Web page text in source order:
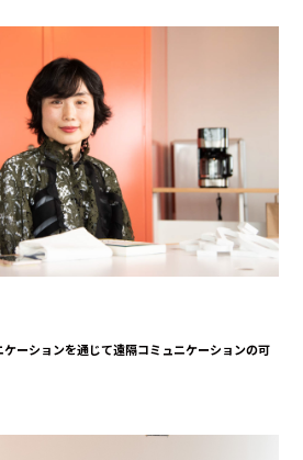
ーションを通じて遠隔コミュニケーションの可